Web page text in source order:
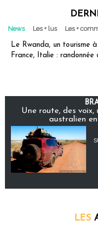
News Les + lus Les +
Le Rwanda, un tourisme
France, Italie :
Une route, des voix,
australien
LES